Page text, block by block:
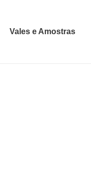
Vales e Amostras